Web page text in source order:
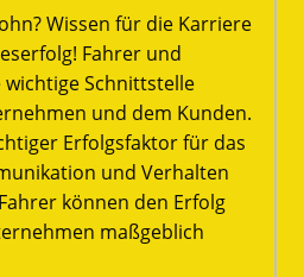
Wissen für die Karriere
Fahrer und
wichtige Schnittstelle
und dem Kunden.
Erfolgsfaktor für das
und Verhalten
können den Erfolg
maßgeblich